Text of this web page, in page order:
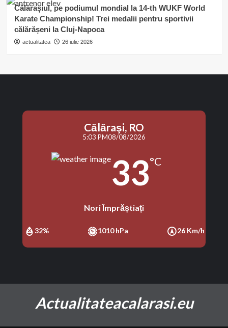
Călărașiul, pe podiumul mondial la 14-th WUKF World
Karate Championship! Trei medalii pentru sportivii
călărășeni la Cluj-Napoca
actualitatea 26 iulie 2026
Călăraşi, RO
5:03 PM08/08/2026
33°C
Nori Împrăștiați
32% 1010 hPa 26 Km/h
Actualitateacalarasi.eu